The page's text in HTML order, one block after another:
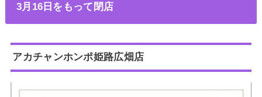
3月16日をもって閉店
アカチャンホンポ姫路広畑店